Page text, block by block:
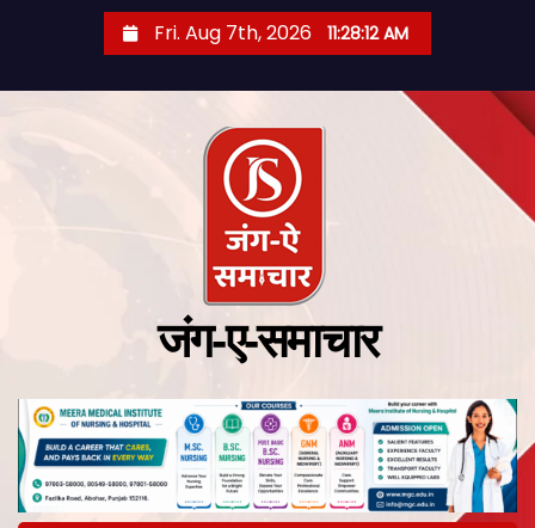
Fri. Aug 7th, 2026 11:28:13 AM
जंग-ए-समाचार